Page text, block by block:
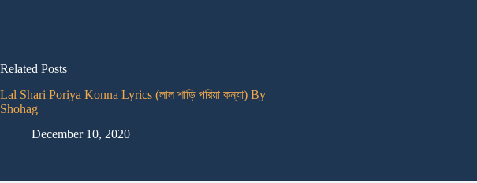
Related Posts
Lal Shari Poriya Konna Lyrics (লাল শাড়ি পরিয়া কন্যা) By
Shohag
December 10, 2020